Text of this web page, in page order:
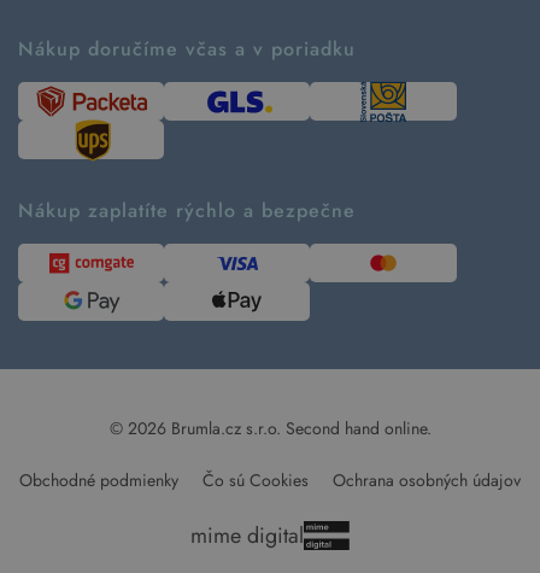
Návod ako nakupovať
Tabuľka veľkostí
Predávané značky
Kontakt
Ako tvoríme second hand
Časté otázky
Kde pomáhame
Udržateľnosť
Blog
Pre médiá
Nákup doručíme včas a v poriadku
Nákup zaplatíte rýchlo a bezpečne
© 2026 Brumla.cz s.r.o. Second hand online.
Obchodné podmienky Čo sú Cookies Ochrana osobných údajov
mime digital